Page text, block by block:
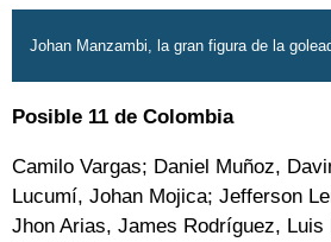
Johan Manzambi, la gran figura de la
Posible 11 de Colombia
Camilo Vargas; Daniel Muñoz,
Lucumí, Johan Mojica; Jefferson
Jhon Arias, James Rodríguez, Luis